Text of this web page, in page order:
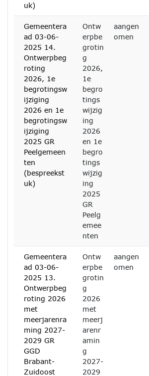
uk)
Gemeentera
ad 03-06-
2025 14.
Ontwerpbeg
roting
2026, 1e
begrotingsw
ijziging
2026 en 1e
begrotingsw
ijziging
2025 GR
Peelgemeen
ten
(bespreekst
uk)
Ontw
erpbe
grotin
g
2026,
1e
begro
tings
wijzig
ing
2026
en 1e
begro
tings
wijzig
ing
2025
GR
Peelg
emee
nten
aangen
omen
Gemeentera
ad 03-06-
2025 13.
Ontwerpbeg
roting 2026
met
meerjarenra
ming 2027-
2029 GR
GGD
Brabant-
Zuidoost
Ontw
erpbe
grotin
g
2026
met
meerj
arenr
amin
g
2027-
2029
aangen
omen